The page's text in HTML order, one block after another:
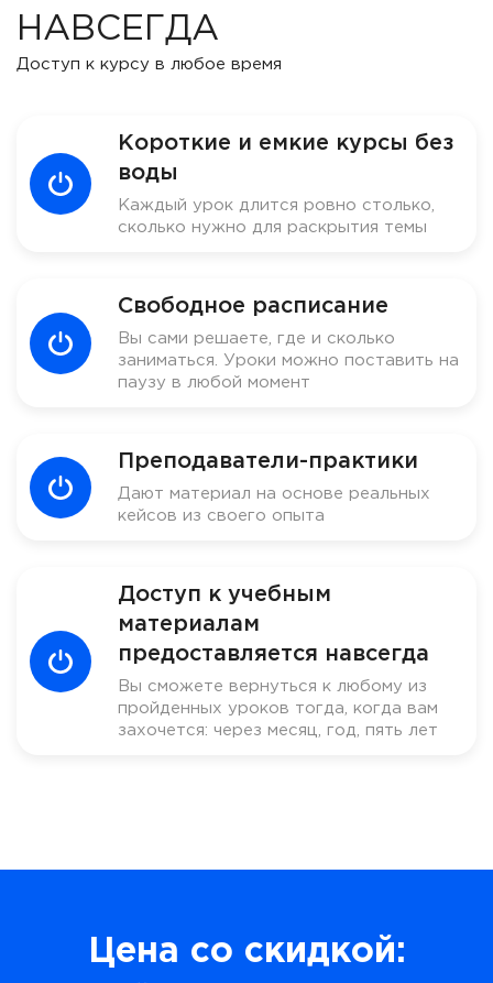
НАВСЕГДА
Доступ к курсу в любое время
Короткие и емкие курсы без
воды
Каждый урок длится ровно столько,
сколько нужно для раскрытия темы
Свободное расписание
Вы сами решаете, где и сколько
заниматься. Уроки можно поставить на
паузу в любой момент
Преподаватели-практики
Дают материал на основе реальных
кейсов из своего опыта
Доступ к учебным
материалам
предоставляется навсегда
Вы сможете вернуться к любому из
пройденных уроков тогда, когда вам
захочется: через месяц, год, пять лет
Цена со скидкой: